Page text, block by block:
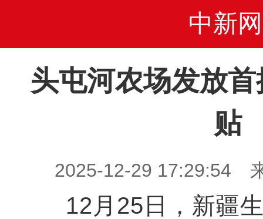
中新网
头屯河农场发放
贴
2025-12-29 17:29:54
12月25日，新疆生